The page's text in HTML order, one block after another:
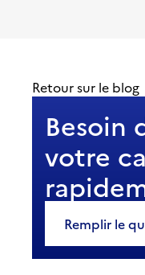
Retour sur le blog
Besoin
votre
Remplir le